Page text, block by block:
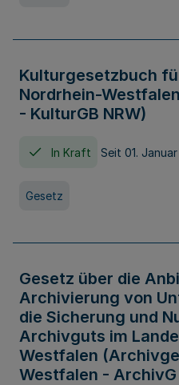
Kulturgesetzbuch
Nordrhein-
- KulturGB NRW)
In Kraft Seit 01.
Gesetz
Gesetz über die
Archivierung von
die Sicherung und
Archivguts im
Westfalen
Westfalen - ArchivG